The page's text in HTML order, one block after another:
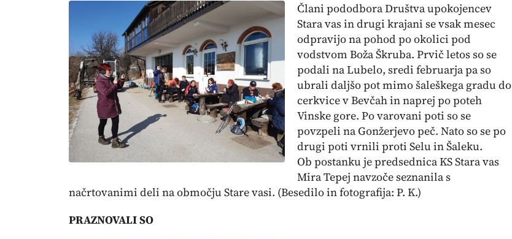
Člani pododbora Društva upokojencev
Stara vas in drugi krajani se vsak mesec
odpravijo na pohod po okolici pod
vodstvom Boža Škruba. Prvič letos so se
podali na Lubelo, sredi februarja pa so
ubrali daljšo pot mimo šaleškega gradu do
cerkvice v Bevčah in naprej po poteh
Vinske gore. Po varovani poti so se
povzpeli na Gonžerjevo peč. Nato so se po
drugi poti vrnili proti Selu in Šaleku.
Ob postanku je predsednica KS Stara vas
Mira Tepej navzoče seznanila s
načrtovanimi deli na območju Stare vasi. (Besedilo in fotografija: P. K.)
PRAZNOVALI SO